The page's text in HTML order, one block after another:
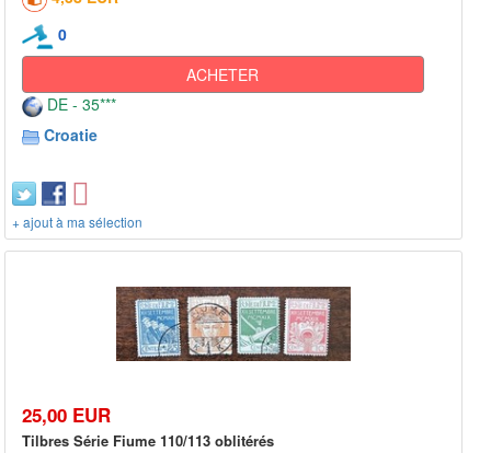
0
ACHETER
DE - 35***
Croatie
+ ajout à ma sélection
25,00 EUR
Tilbres Série Fiume 110/113 oblitérés